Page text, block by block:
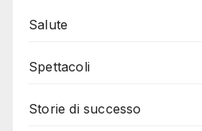
Salute
Spettacoli
Storie di successo